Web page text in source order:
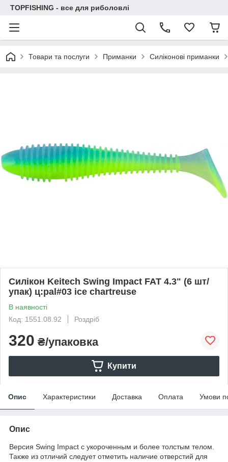
TOPFISHING - все для риболовлі
Товари та послуги Приманки Силіконові приманки
Силікон Keitech Swing Impact FAT 4.3" (6 шт/
упак) ц:pal#03 ice chartreuse
В наявності
Код: 1551.08.92
Роздріб
320 ₴/упаковка
Купити
Опис Характеристики Доставка Оплата Умови
Опис
Версия Swing Impact c укороченным и более толстым телом.
Также из отличий следует отметить наличие отверстий для